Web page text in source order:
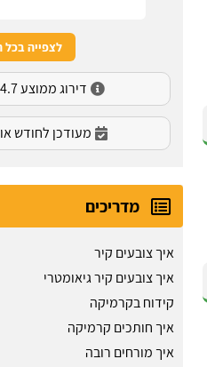
לצפייה בכל
דירוג ממוצע 4.7 לפי 747 דירוגים
מעודכן לחודש
מדריכים
איך צובעים קיר
איך צובעים קיר גיאומטרי
קידוח בקרמיקה
איך חותכים קרמיקה
איך מורחים רובה